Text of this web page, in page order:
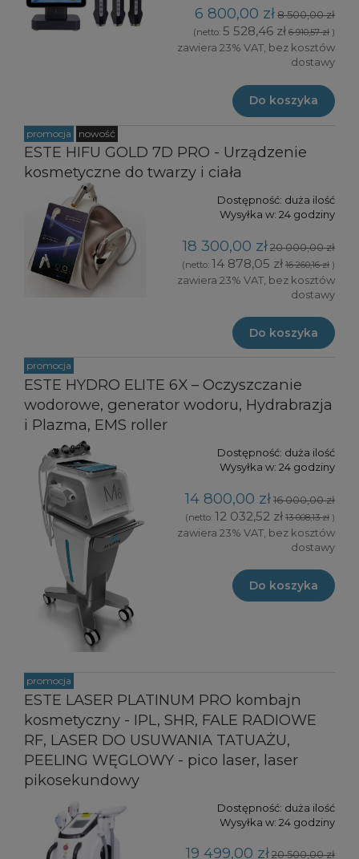
6 800,00 zł8 500,00 zł
(netto: 5 528,46 zł 6 910,57 zł )
zawiera 23% VAT, bez kosztów
dostawy
Do koszyka
ESTE HIFU GOLD 7D PRO - Urządzenie
kosmetyczne do twarzy i ciała
Dostępność: duża ilość
Wysyłka w: 24 godziny
18 300,00 zł20 000,00 zł
(netto: 14 878,05 zł 16 260,16 zł )
zawiera 23% VAT, bez kosztów
dostawy
Do koszyka
promocja nowość
ESTE HYDRO ELITE 6X – Oczyszczanie
wodorowe, generator wodoru, Hydrabrazja
i Plazma, EMS roller
Dostępność: duża ilość
Wysyłka w: 24 godziny
14 800,00 zł16 000,00 zł
(netto: 12 032,52 zł 13 008,13 zł )
zawiera 23% VAT, bez kosztów
dostawy
Do koszyka
promocja
ESTE LASER PLATINUM PRO kombajn
kosmetyczny - IPL, SHR, FALE RADIOWE
RF, LASER DO USUWANIA TATUAŻU,
PEELING WĘGLOWY - pico laser, laser
pikosekundowy
Dostępność: duża ilość
Wysyłka w: 24 godziny
19 499,00 zł20 500,00 zł
promocja